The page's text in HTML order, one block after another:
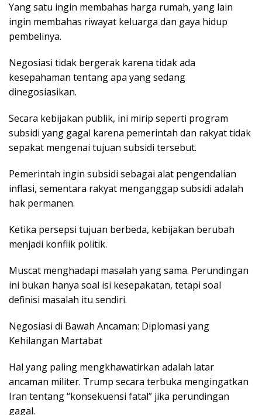
Yang satu ingin membahas harga rumah, yang lain
ingin membahas riwayat keluarga dan gaya hidup
pembelinya.
Negosiasi tidak bergerak karena tidak ada
kesepahaman tentang apa yang sedang
dinegosiasikan.
Secara kebijakan publik, ini mirip seperti program
subsidi yang gagal karena pemerintah dan rakyat tidak
sepakat mengenai tujuan subsidi tersebut.
Pemerintah ingin subsidi sebagai alat pengendalian
inflasi, sementara rakyat menganggap subsidi adalah
hak permanen.
Ketika persepsi tujuan berbeda, kebijakan berubah
menjadi konflik politik.
Muscat menghadapi masalah yang sama. Perundingan
ini bukan hanya soal isi kesepakatan, tetapi soal
definisi masalah itu sendiri.
Negosiasi di Bawah Ancaman: Diplomasi yang
Kehilangan Martabat
Hal yang paling mengkhawatirkan adalah latar
ancaman militer. Trump secara terbuka mengingatkan
Iran tentang “konsekuensi fatal” jika perundingan
gagal.